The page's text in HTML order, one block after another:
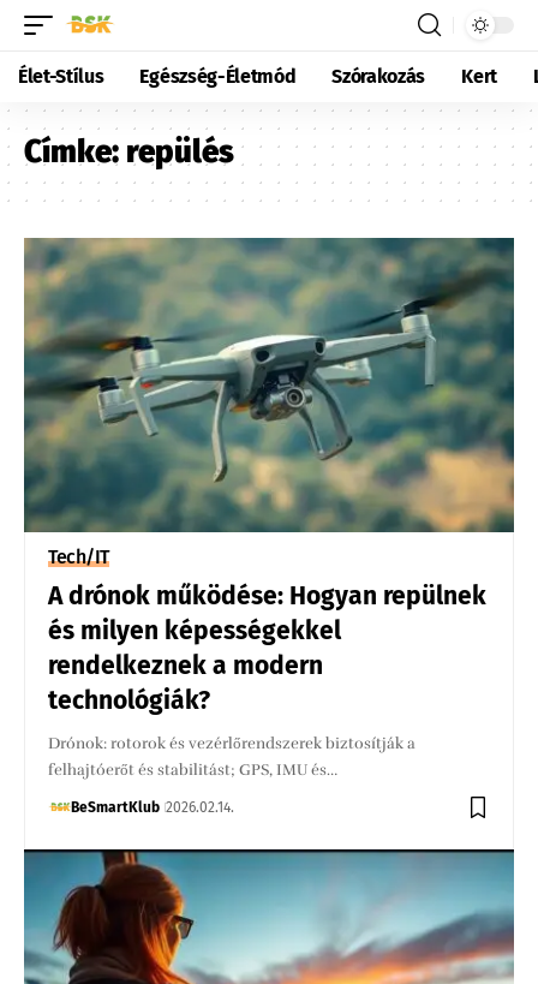
Élet-Stílus Egészség-Életmód Szórakozás Kert
Címke: repülés
Tech/IT
A drónok működése: Hogyan repülnek
és milyen képességekkel
rendelkeznek a modern
technológiák?
Drónok: rotorok és vezérlőrendszerek biztosítják a
felhajtóerőt és stabilitást; GPS, IMU és…
BeSmartKlub 2026.02.14.